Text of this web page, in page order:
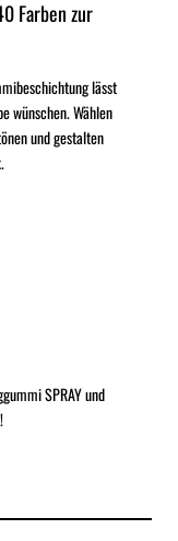
Farben zur
lässt
wünschen. Wählen
und gestalten
SPRAY und